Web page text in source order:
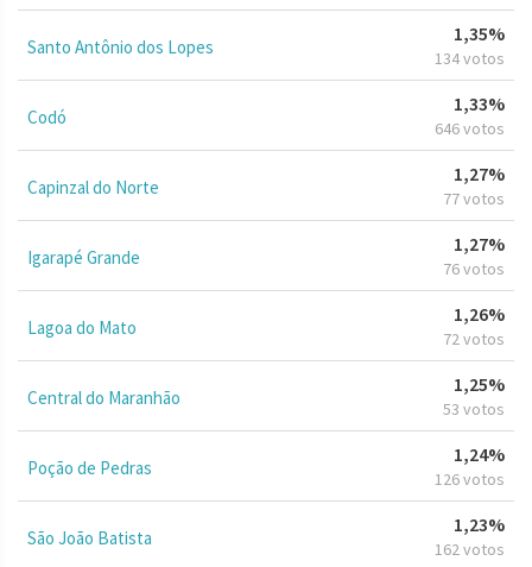
Santo Antônio dos Lopes
1,35%
134 votos
Codó
1,33%
646 votos
Capinzal do Norte
1,27%
77 votos
Igarapé Grande
1,27%
76 votos
Lagoa do Mato
1,26%
72 votos
Central do Maranhão
1,25%
53 votos
Poção de Pedras
1,24%
126 votos
São João Batista
1,23%
162 votos